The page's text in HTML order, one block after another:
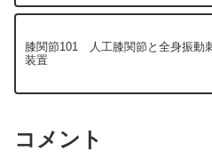
膝関節101 人工膝関節と全身振動
装置
コメント